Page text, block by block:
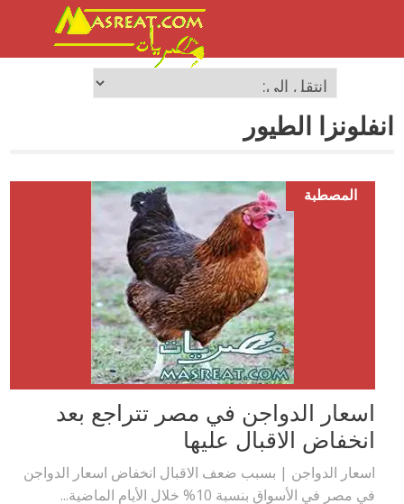
انفلونزا الطيور
المصطبة
اسعار الدواجن في مصر تتراجع بعد
انخفاض الاقبال عليها
اسعار الدواجن | بسبب ضعف الاقبال انخفاض اسعار الدواجن
في مصر في الأسواق بنسبة 10% خلال الأيام الماضية...